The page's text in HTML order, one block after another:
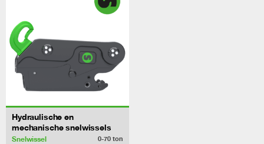
Hydraulische en
mechanische snelwissels
Snelwissel 0-70 ton